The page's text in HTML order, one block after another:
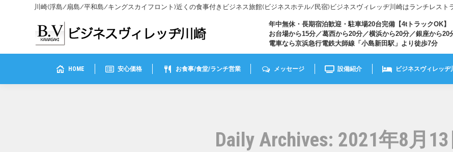
川崎(浮島/扇島/平和島/キングスカイフロント)近くの食事付きビジネス旅館(ビジネスホテル/民宿)ビジネスヴィレッヂ川崎はランチレスト
年中無休・長期宿泊歓迎・駐車場20台完備【4tトラックOK】
お台場から15分／葛西から20分／横浜から20分／銀座から20
電車なら京浜急行電鉄大師線「小島新田駅」より徒歩7分
HOME 安心価格 お食事/食堂/ランチ営業 メッセージ 設備紹介 ビジネスヴィレッヂ
Daily Archives: 2021年8月13